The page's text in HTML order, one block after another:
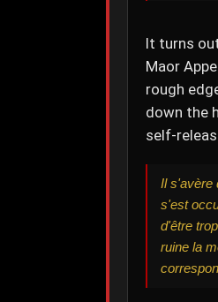
It turns
Maor
rough
down the
self-
Il s'avère
s'est
d'être
ruine la